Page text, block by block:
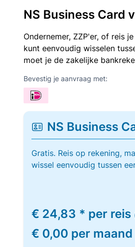
NS Business Card
Ondernemer, ZZP'er, of reis
kunt eenvoudig wisselen
moet je de zakelijke
Bevestig je aanvraag met:
NS Business
Gratis. Reis op rekening,
wissel eenvoudig tussen
€ 24,83 * per reis
€ 0,00 per maand